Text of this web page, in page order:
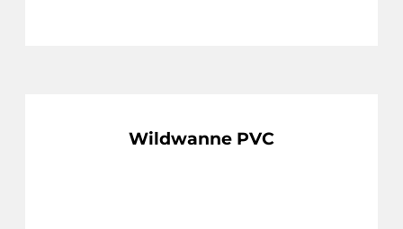
Wildwanne PVC